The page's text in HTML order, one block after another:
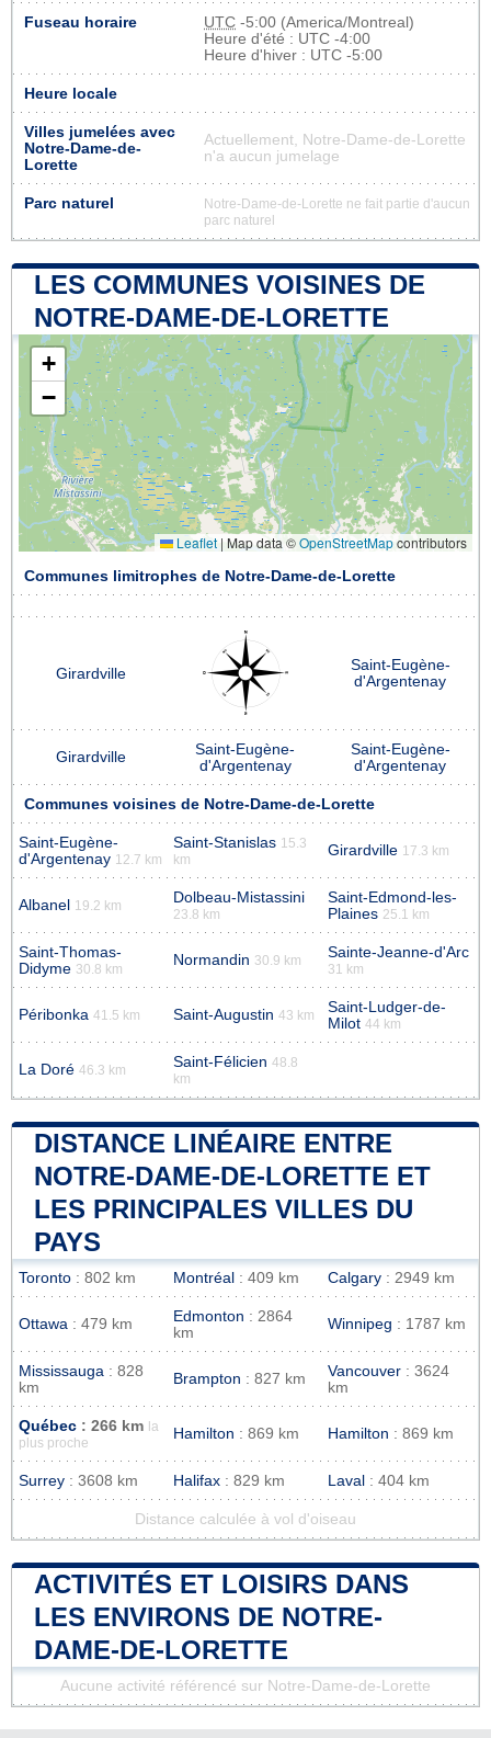
Fuseau horaire UTC -5:00 (America/Montreal)
Heure d'été : UTC -4:00
Heure d'hiver : UTC -5:00
Heure locale
Villes jumelées avec
Notre-Dame-de-
Lorette
Actuellement, Notre-Dame-de-Lorette
n'a aucun jumelage
Parc naturel
Notre-Dame-de-Lorette ne fait partie d'aucun
parc naturel
LES COMMUNES VOISINES DE
NOTRE-DAME-DE-LORETTE
+
−
Leaflet |Map data ©OpenStreetMapcontributors
Communes limitrophes de Notre-Dame-de-Lorette
Girardville
Saint-Eugène-
d'Argentenay
Girardville
Saint-Eugène-
d'Argentenay
Saint-Eugène-
d'Argentenay
Communes voisines de Notre-Dame-de-Lorette
Saint-Eugène-
d'Argentenay 12.7 km
Saint-Stanislas 15.3
km
Girardville 17.3 km
Albanel 19.2 km Dolbeau-Mistassini
23.8 km
Saint-Edmond-les-
Plaines 25.1 km
Saint-Thomas-
Didyme 30.8 km
Normandin 30.9 km Sainte-Jeanne-d'Arc
31 km
Péribonka 41.5 km Saint-Augustin 43 km
Saint-Ludger-de-
Milot 44 km
La Doré 46.3 km Saint-Félicien 48.8
km
DISTANCE LINÉAIRE ENTRE
NOTRE-DAME-DE-LORETTE ET
LES PRINCIPALES VILLES DU
PAYS
Toronto : 802 km Montréal : 409 km Calgary : 2949 km
Ottawa : 479 km Edmonton : 2864
km
Winnipeg : 1787 km
Mississauga : 828
km
Brampton : 827 km Vancouver : 3624
km
Québec : 266 km
la
plus proche
Hamilton : 869 km Hamilton : 869 km
Surrey : 3608 km Halifax : 829 km Laval : 404 km
Distance calculée à vol d'oiseau
ACTIVITÉS ET LOISIRS DANS
LES ENVIRONS DE NOTRE-
DAME-DE-LORETTE
Aucune activité référencé sur Notre-Dame-de-Lorette